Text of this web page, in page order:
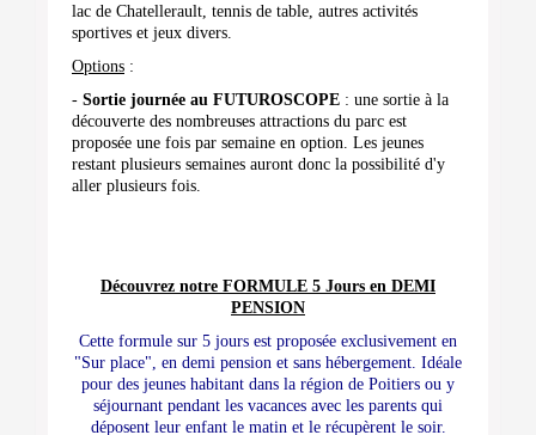
lac de Chatellerault, tennis de table, autres activités
sportives et jeux divers.
Options :
- Sortie journée au FUTUROSCOPE : une sortie à la
découverte des nombreuses attractions du parc est
proposée une fois par semaine en option. Les jeunes
restant plusieurs semaines auront donc la possibilité d'y
aller plusieurs fois.
Découvrez notre FORMULE 5 Jours en DEMI
PENSION
Cette formule sur 5 jours est proposée exclusivement en
"Sur place", en demi pension et sans hébergement. Idéale
pour des jeunes habitant dans la région de Poitiers ou y
séjournant pendant les vacances avec les parents qui
déposent leur enfant le matin et le récupèrent le soir.